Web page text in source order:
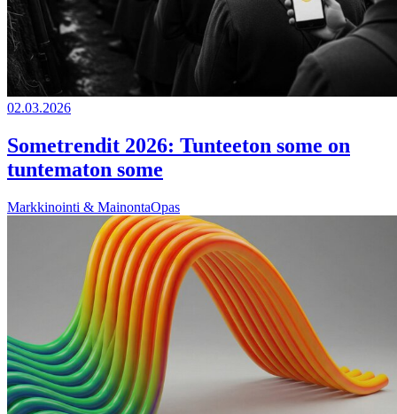
02.03.2026
Sometrendit 2026: Tunteeton some on
tuntematon some
Markkinointi & MainontaOpas